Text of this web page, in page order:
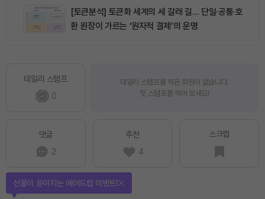
[토큰분석] 토큰화 세계의 세 갈래 길… 단일·공통·호
환 원장이 가르는 ‘원자적 결제’의 운명
데일리 스탬프
0
데일리 스탬프를 찍은 회원이 없습니다.
첫 스탬프를 찍어 보세요!
댓글
2
추천
4
스크랩
선물이 쏟아지는 에어드랍 이벤트!